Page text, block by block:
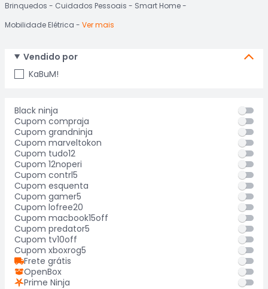
Brinquedos
Cuidados Pessoais
Smart Home
Mobilidade Elétrica
Ver mais
Vendido por
KaBuM!
Black ninja
Cupom compraja
Cupom grandninja
Cupom marveltokon
Cupom tudo12
Cupom 12noperi
Cupom contrl5
Cupom esquenta
Cupom gamer5
Cupom lofree20
Cupom macbook15off
Cupom predator5
Cupom tv10off
Cupom xboxrog5
Frete grátis
OpenBox
Prime Ninja